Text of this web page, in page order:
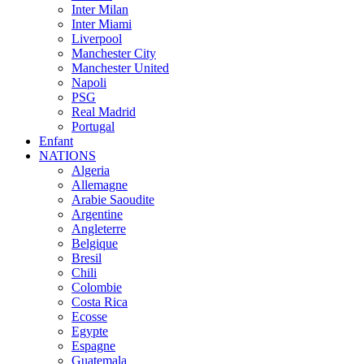
Inter Milan
Inter Miami
Liverpool
Manchester City
Manchester United
Napoli
PSG
Real Madrid
Portugal
Enfant
NATIONS
Algeria
Allemagne
Arabie Saoudite
Argentine
Angleterre
Belgique
Bresil
Chili
Colombie
Costa Rica
Ecosse
Egypte
Espagne
Guatemala